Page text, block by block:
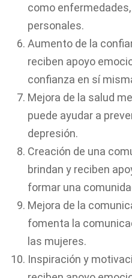
como
personales.
Aumento de la
reciben apoyo
confianza en sí
Mejora de la salud
puede ayudar a
depresión.
Creación de una
brindan y reciben
formar una
Mejora de la
fomenta la
las mujeres.
Inspiración y